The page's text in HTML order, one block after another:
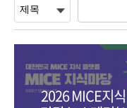
2026 MICE지식